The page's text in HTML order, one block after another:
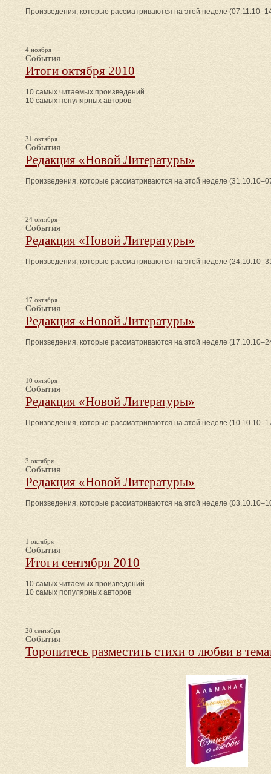
Произведения, которые рассматриваются на этой неделе
4 ноября
События
Итоги октября 2010
10 самых читаемых произведений
10 самых популярных авторов
31 октября
События
Редакция «Новой Литературы»
Произведения, которые рассматриваются на этой неделе
24 октября
События
Редакция «Новой Литературы»
Произведения, которые рассматриваются на этой неделе
17 октября
События
Редакция «Новой Литературы»
Произведения, которые рассматриваются на этой неделе
10 октября
События
Редакция «Новой Литературы»
Произведения, которые рассматриваются на этой неделе
3 октября
События
Редакция «Новой Литературы»
Произведения, которые рассматриваются на этой неделе
1 октября
События
Итоги сентября 2010
10 самых читаемых произведений
10 самых популярных авторов
28 сентября
События
Торопитесь разместить стихи о любви в